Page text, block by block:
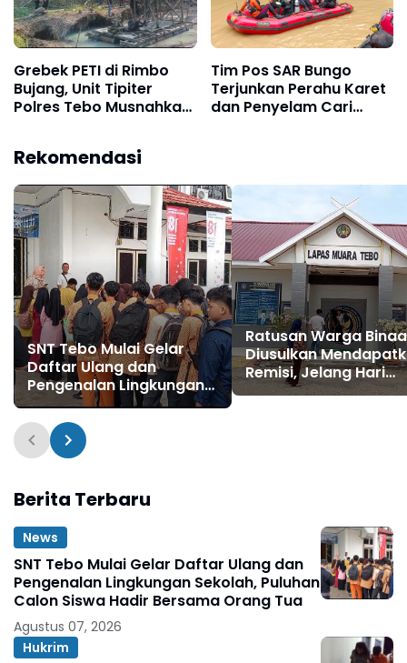
Grebek PETI di Rimbo
Bujang, Unit Tipiter
Polres Tebo Musnahkan
Tim Pos SAR Bungo
Terjunkan Perahu Karet
dan Penyelam Cari
Rekomendasi
SNT Tebo Mulai Gelar
Daftar Ulang dan
Pengenalan Lingkungan
Sekolah, Puluhan Calon
Siswa Hadir Bersama
Orang Tua
Ratusan Warga
Diusulkan
Remisi, Jelang Hari
Kemerdekaan RI ke 81
Berita Terbaru
News
SNT Tebo Mulai Gelar Daftar Ulang dan
Pengenalan Lingkungan Sekolah, Puluhan
Calon Siswa Hadir Bersama Orang Tua
Agustus 07, 2026
Hukrim